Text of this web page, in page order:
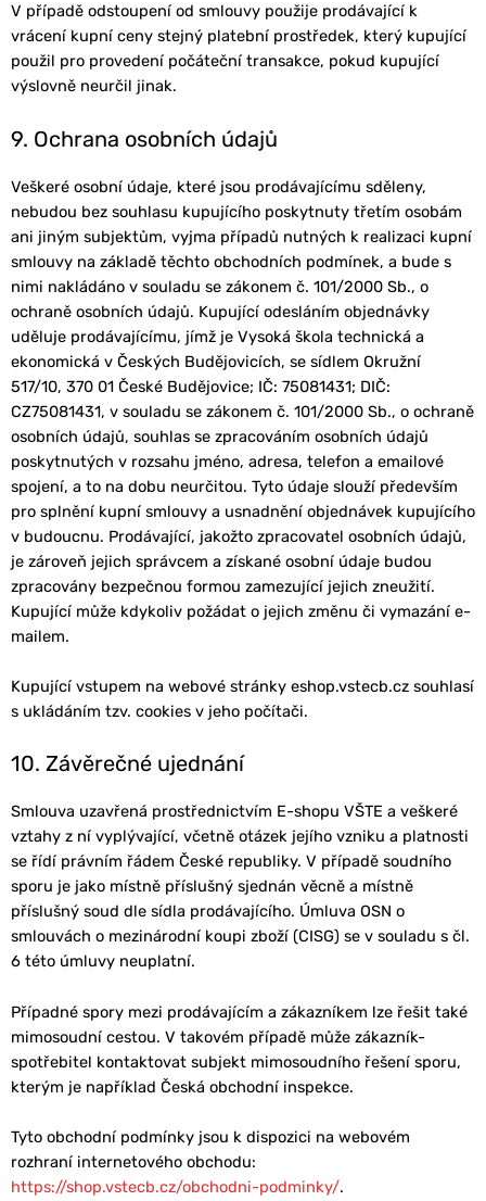
V případě odstoupení od smlouvy použije prodávající k
vrácení kupní ceny stejný platební prostředek, který kupující
použil pro provedení počáteční transakce, pokud kupující
výslovně neurčil jinak.
9. Ochrana osobních údajů
Veškeré osobní údaje, které jsou prodávajícímu sděleny,
nebudou bez souhlasu kupujícího poskytnuty třetím osobám
ani jiným subjektům, vyjma případů nutných k realizaci kupní
smlouvy na základě těchto obchodních podmínek, a bude s
nimi nakládáno v souladu se zákonem č. 101/2000 Sb., o
ochraně osobních údajů. Kupující odesláním objednávky
uděluje prodávajícímu, jímž je Vysoká škola technická a
ekonomická v Českých Budějovicích, se sídlem Okružní
517/10, 370 01 České Budějovice; IČ: 75081431; DIČ:
CZ75081431, v souladu se zákonem č. 101/2000 Sb., o ochraně
osobních údajů, souhlas se zpracováním osobních údajů
poskytnutých v rozsahu jméno, adresa, telefon a emailové
spojení, a to na dobu neurčitou. Tyto údaje slouží především
pro splnění kupní smlouvy a usnadnění objednávek kupujícího
v budoucnu. Prodávající, jakožto zpracovatel osobních údajů,
je zároveň jejich správcem a získané osobní údaje budou
zpracovány bezpečnou formou zamezující jejich zneužití.
Kupující může kdykoliv požádat o jejich změnu či vymazání e-
mailem.
Kupující vstupem na webové stránky eshop.vstecb.cz souhlasí
s ukládáním tzv. cookies v jeho počítači.
10. Závěrečné ujednání
Smlouva uzavřená prostřednictvím E-shopu VŠTE a veškeré
vztahy z ní vyplývající, včetně otázek jejího vzniku a platnosti
se řídí právním řádem České republiky. V případě soudního
sporu je jako místně příslušný sjednán věcně a místně
příslušný soud dle sídla prodávajícího. Úmluva OSN o
smlouvách o mezinárodní koupi zboží (CISG) se v souladu s čl.
6 této úmluvy neuplatní.
Případné spory mezi prodávajícím a zákazníkem lze řešit také
mimosoudní cestou. V takovém případě může zákazník-
spotřebitel kontaktovat subjekt mimosoudního řešení sporu,
kterým je například Česká obchodní inspekce.
Tyto obchodní podmínky jsou k dispozici na webovém
rozhraní internetového obchodu:
https://shop.vstecb.cz/obchodni-podminky/.